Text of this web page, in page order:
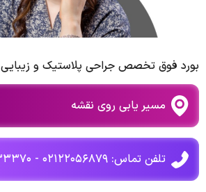
بورد فوق تخصص جراحی پلاستیک و زیبایی
مسیر یابی روی نقشه
تلفن تماس: ۰۲۱۲۲۰۵۶۸۷۹ - ۰۹۱۲۰۷۳۳۳۷۰